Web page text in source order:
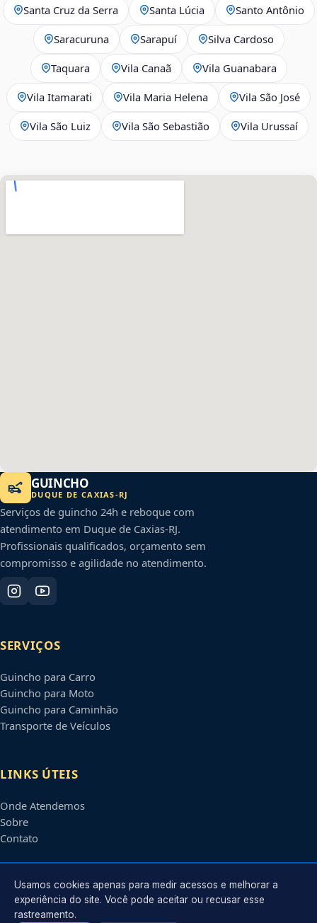
Santa Cruz da Serra Santa Lúcia Santo Antônio
Saracuruna Sarapuí Silva Cardoso
Taquara Vila Canaã Vila Guanabara
Vila Itamarati Vila Maria Helena Vila São José
Vila São Luiz Vila São Sebastião Vila Urussaí
GUINCHO
DUQUE DE CAXIAS-RJ
Serviços de guincho 24h e reboque com
atendimento em Duque de Caxias-RJ.
Profissionais qualificados, orçamento sem
compromisso e agilidade no atendimento.
SERVIÇOS
Guincho para Carro
Guincho para Moto
Guincho para Caminhão
Transporte de Veículos
LINKS ÚTEIS
Onde Atendemos
Sobre
Contato
CONTATO
Atendimento em
Usamos cookies apenas para medir acessos e melhorar a
experiência do site. Você pode aceitar ou recusar esse
rastreamento.